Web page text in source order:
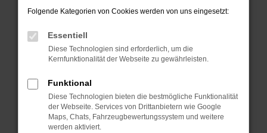
Prüfe deine Browsererweiterungen.
können das Laden bestimmter Seiten
verhindern. Funktioniert die Seite in einem
anderen Browser oder in einem privaten
Starte dein Gerät neu.
Das kann manchmal helfen, vorübergehende
Probleme zu beheben.
Folgende Kategorien von Cookies werden von uns eingesetzt:
Essentiell
Diese Technologien sind erforderlich, um die
Kernfunktionalität der Webseite zu gewährleisten.
Funktional
Diese Technologien bieten die bestmögliche Funktionalität
der Webseite. Services von Drittanbietern wie Google
Maps, Chats, Fahrzeugbewertungssystem und weitere
werden aktiviert.